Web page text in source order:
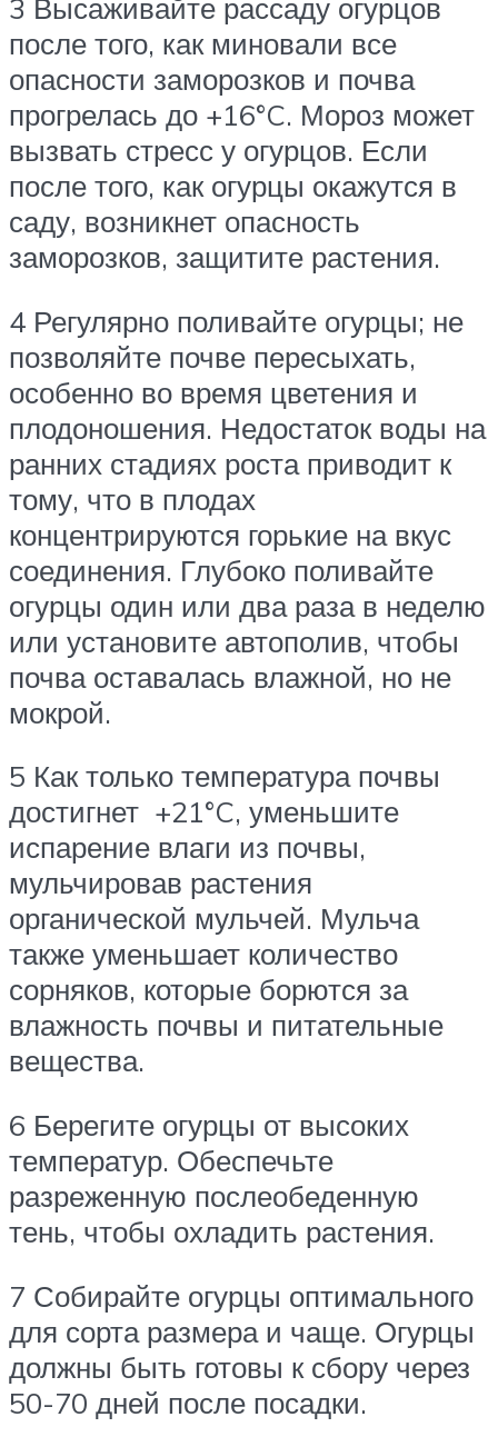
3 Высаживайте рассаду огурцов
после того, как миновали все
опасности заморозков и почва
прогрелась до +16°C. Мороз может
вызвать стресс у огурцов. Если
после того, как огурцы окажутся в
саду, возникнет опасность
заморозков, защитите растения.
4 Регулярно поливайте огурцы; не
позволяйте почве пересыхать,
особенно во время цветения и
плодоношения. Недостаток воды на
ранних стадиях роста приводит к
тому, что в плодах
концентрируются горькие на вкус
соединения. Глубоко поливайте
огурцы один или два раза в неделю
или установите автополив, чтобы
почва оставалась влажной, но не
мокрой.
5 Как только температура почвы
достигнет +21°C, уменьшите
испарение влаги из почвы,
мульчировав растения
органической мульчей. Мульча
также уменьшает количество
сорняков, которые борются за
влажность почвы и питательные
вещества.
6 Берегите огурцы от высоких
температур. Обеспечьте
разреженную послеобеденную
тень, чтобы охладить растения.
7 Собирайте огурцы оптимального
для сорта размера и чаще. Огурцы
должны быть готовы к сбору через
50-70 дней после посадки.